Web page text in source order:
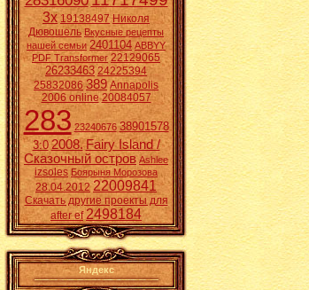
3x 19138497 Николя
Дювошель Вкусные рецепты
нашей семьи 2401104 ABBYY
PDF Transformer 22129065
26233463 24225394
25832086 389 Annapolis
2006 online 20084057
283 23240676 38901578
3:0 2008. Fairy Island /
Сказочный остров Ashlee
izsoles Боярыня Морозова
28.04.2012 22009841
Скачать другие проекты для
after ef 2498184
Яндекс